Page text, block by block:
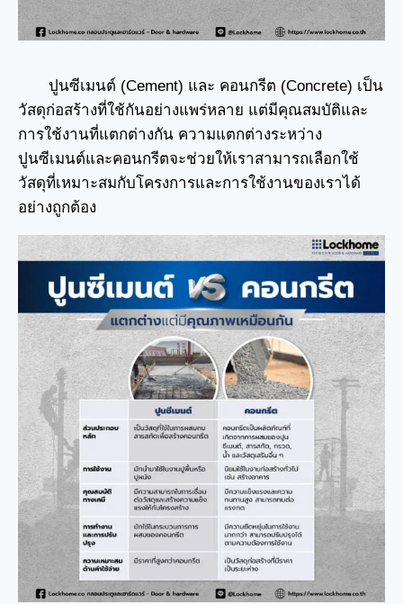
ปูนซีเมนต์ (Cement) และ คอนกรีต (Concrete) เป็น
วัสดุก่อสร้างที่ใช้กันอย่างแพร่หลาย แต่มีคุณสมบัติและ
การใช้งานที่แตกต่างกัน ความแตกต่างระหว่าง
ปูนซีเมนต์และคอนกรีตจะช่วยให้เราสามารถเลือกใช้
วัสดุที่เหมาะสมกับโครงการและการใช้งานของเราได้
อย่างถูกต้อง